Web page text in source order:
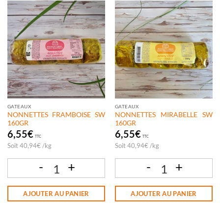
GATEAUX
NONNETTES FRAMBOISE SW
160GR
6,55€ TTC
Soit 40,94€ /kg
AJOUTER AU PANIER
GATEAUX
NONNETTES MIRABELLE SW
160GR
6,55€ TTC
Soit 40,94€ /kg
AJOUTER AU PANIER